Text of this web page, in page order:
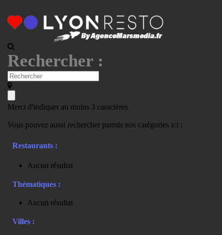
Rechercher :
Merci d'indiquer au moins 3 caractères
Vous pouvez aussi rechercher parmis nos catégories ici :
Restaurants :
Aucun résultat
Thématiques :
Aucun résultat
Villes :